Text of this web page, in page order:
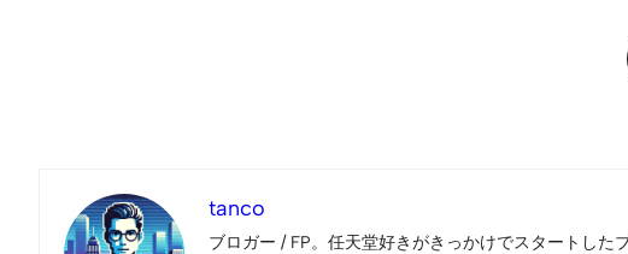
tanco
ブロガー / FP。任天堂好きがきっかけでスタートした